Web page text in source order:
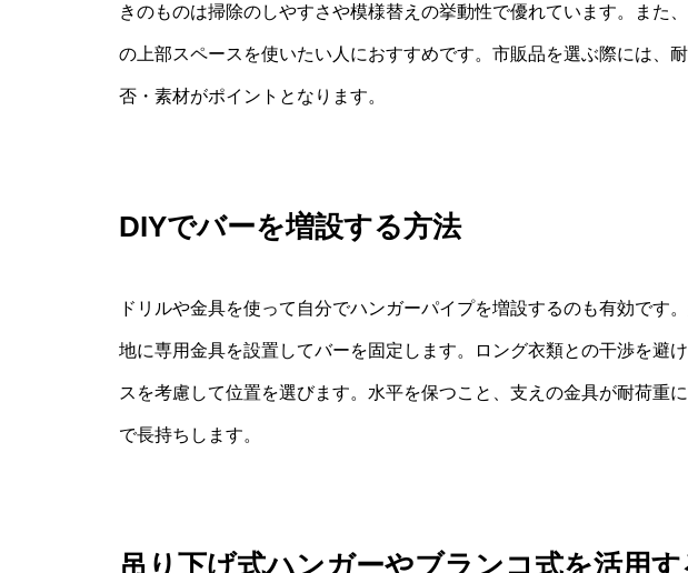
きのものは掃除のしやすさや模様替えの挙動性で優れています。また
の上部スペースを使いたい人におすすめです。市販品を選ぶ際には、
否・素材がポイントとなります。
DIYでバーを増設する方法
ドリルや金具を使って自分でハンガーパイプを増設するのも有効です
地に専用金具を設置してバーを固定します。ロング衣類との干渉を避
スを考慮して位置を選びます。水平を保つこと、支えの金具が耐荷重
で長持ちします。
吊り下げ式ハンガーやブランコ式を活用